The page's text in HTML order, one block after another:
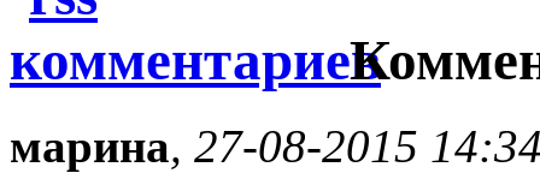
марина, 27-08-2015